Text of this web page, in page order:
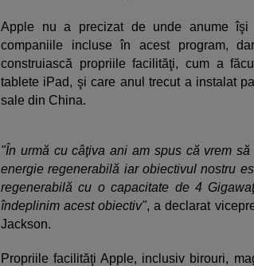
Apple nu a precizat de unde anume îşi
companiile incluse în acest program,
construiască propriile facilităţi, cum a
tablete iPad, şi care anul trecut a instalat
sale din China.
"În urmă cu câţiva ani am spus că vrem
energie regenerabilă iar obiectivul nostru
regenerabilă cu o capacitate de 4
îndeplinim acest obiectiv", a declarat
Jackson.
Propriile facilităţi Apple, inclusiv birouri,